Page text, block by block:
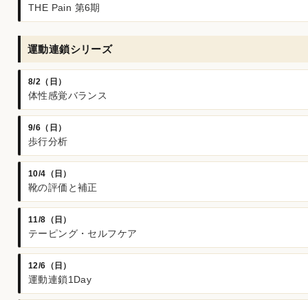
THE Pain 第6期
運動連鎖シリーズ
8/2（日）
体性感覚バランス
9/6（日）
歩行分析
10/4（日）
靴の評価と補正
11/8（日）
テーピング・セルフケア
12/6（日）
運動連鎖1Day